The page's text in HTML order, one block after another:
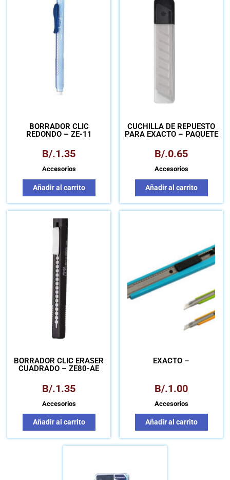
BORRADOR CLIC
REDONDO – ZE-11
B/.1.35
Accesorios
Añadir al carrito
CUCHILLA DE REPUESTO
PARA EXACTO – PAQUETE
B/.0.65
Accesorios
Añadir al carrito
BORRADOR CLIC ERASER
CUADRADO – ZE80-AE
B/.1.35
Accesorios
Añadir al carrito
EXACTO –
B/.1.00
Accesorios
Añadir al carrito